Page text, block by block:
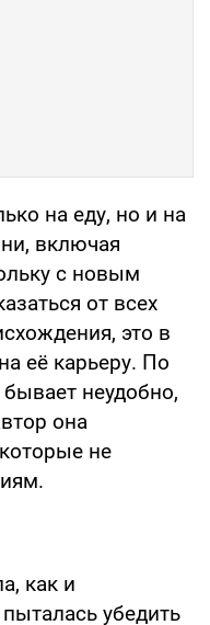
на еду, но и на
включая
с новым
от всех
это в
её карьеру. По
неудобно,
она
не
как и
убедить